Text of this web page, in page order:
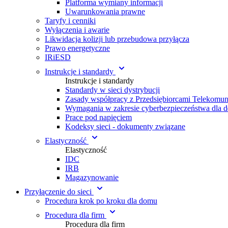
Platforma wymiany informacji
Uwarunkowania prawne
Taryfy i cenniki
Wyłączenia i awarie
Likwidacja kolizji lub przebudowa przyłącza
Prawo energetyczne
IRiESD
Instrukcje i standardy
Instrukcje i standardy
Standardy w sieci dystrybucji
Zasady współpracy z Przedsiębiorcami
Wymagania w zakresie cyberbezpieczeństwa dla
Prace pod napięciem
Kodeksy sieci - dokumenty związane
Elastyczność
Elastyczność
IDC
IRB
Magazynowanie
Przyłączenie do sieci
Procedura krok po kroku dla domu
Procedura dla firm
Procedura dla firm